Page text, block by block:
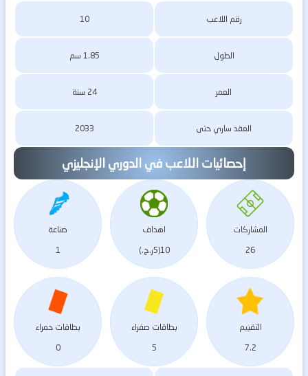
رقم اللاعب 10
الطول 1.85 سم
العمر 24 سنة
العقد ساري حتى 2033
إحصائيات اللاعب في الدوري الإنجليزي
المشاركات
26
اهداف
10(5ر.ج.)
صناعة
1
التقييم
7.2
بطاقات صفراء
5
بطاقات حمراء
0